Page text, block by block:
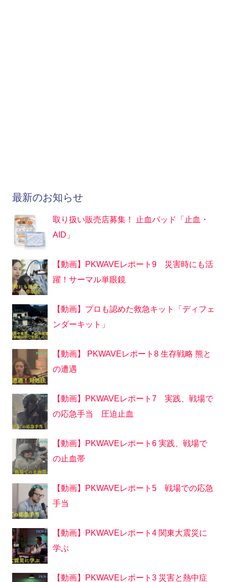
最新のお知らせ
取り扱い販売店募集！ 止血パッド「止血・
AID」
【動画】PKWAVEレポート9 災害時にも活
躍！サーマル単眼鏡
【動画】プロも認めた救急キット「ディフェ
ンダーキット」
【動画】 PKWAVEレポート8 生存戦略 熊と
の遭遇
【動画】PKWAVEレポート7 実践、戦場で
の応急手当 圧迫止血
【動画】PKWAVEレポート6 実践、戦場で
の止血帯
【動画】PKWAVEレポート5 戦場での応急
手当
【動画】PKWAVEレポート4 関東大震災に
学ぶ
【動画】PKWAVEレポート3 災害と熱中症